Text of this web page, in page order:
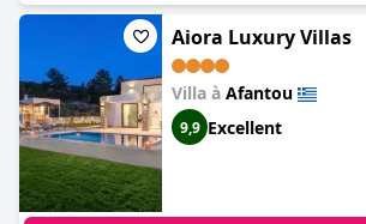
pour manger et boire et un personnel amical
de qualité. Dans l'ensemble, Johannes
est un excellent choix pour ceux qui
propre, bien entretenu et à l'atmosphère
accueillante.
Aiora Luxury Villas
Villa à Afantou
9,9 Excellent